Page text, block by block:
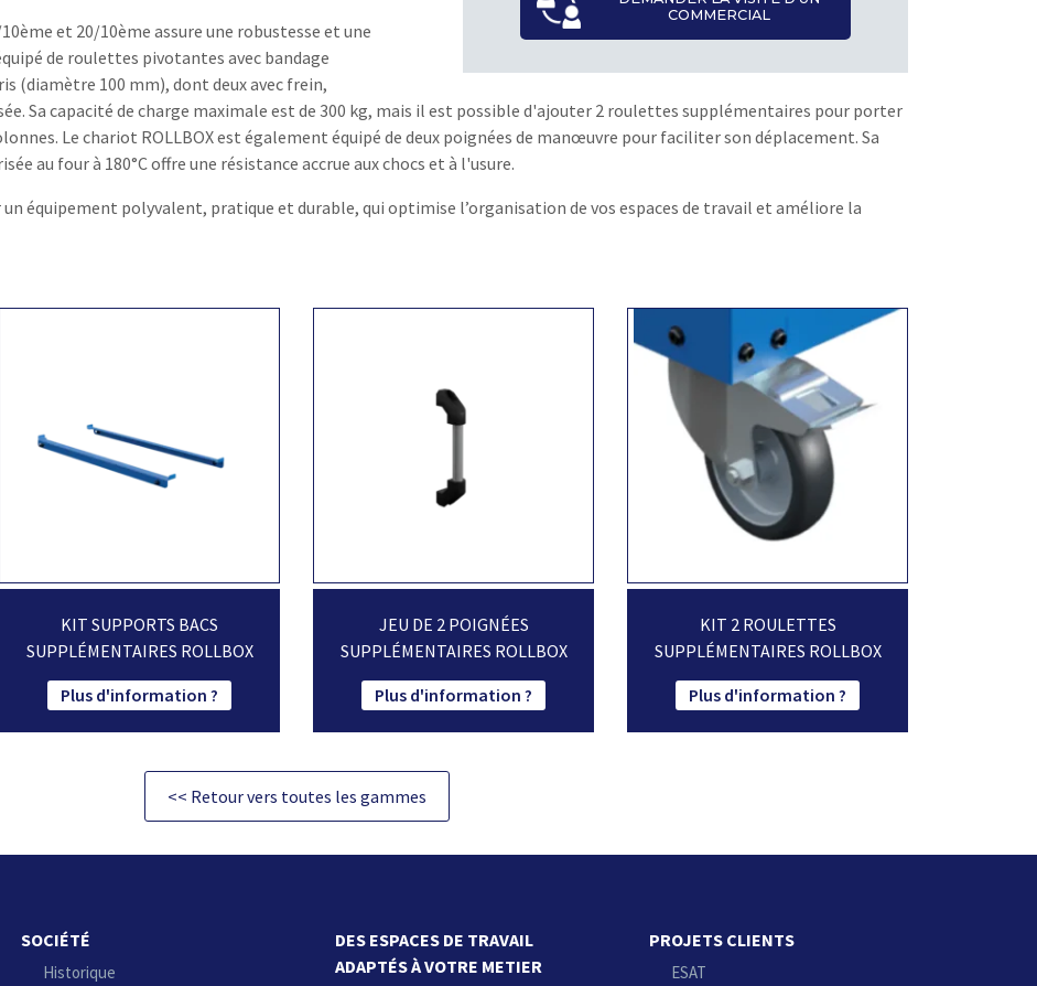
COMMERCIAL
et 20/10ème assure une robustesse et une
de roulettes pivotantes avec bandage
(diamètre 100 mm), dont deux avec frein,
Sa capacité de charge maximale est de 300 kg, mais il est possible d'ajouter 2 roulettes supplémentaires pour porter
Le chariot ROLLBOX est également équipé de deux poignées de manœuvre pour faciliter son déplacement. Sa
au four à 180°C offre une résistance accrue aux chocs et à l'usure.
équipement polyvalent, pratique et durable, qui optimise l’organisation de vos espaces de travail et améliore la
KIT SUPPORTS BACS
SUPPLÉMENTAIRES ROLLBOX
Plus d'information ?
JEU DE 2 POIGNÉES
SUPPLÉMENTAIRES ROLLBOX
Plus d'information ?
KIT 2 ROULETTES
SUPPLÉMENTAIRES ROLLBOX
Plus d'information ?
<< Retour vers toutes les gammes
SOCIÉTÉ
Historique
DES ESPACES DE TRAVAIL
ADAPTÉS À VOTRE METIER
PROJETS CLIENTS
ESAT